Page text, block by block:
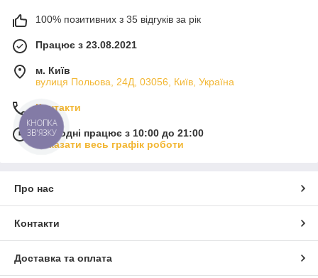
100% позитивних з 35 відгуків за рік
Працює з 23.08.2021
м. Київ
вулиця Польова, 24Д, 03056, Київ, Україна
Контакти
Сьогодні працює з 10:00 до 21:00
Показати весь графік роботи
Про нас
Контакти
Доставка та оплата
КНОПКА
ЗВ'ЯЗКУ